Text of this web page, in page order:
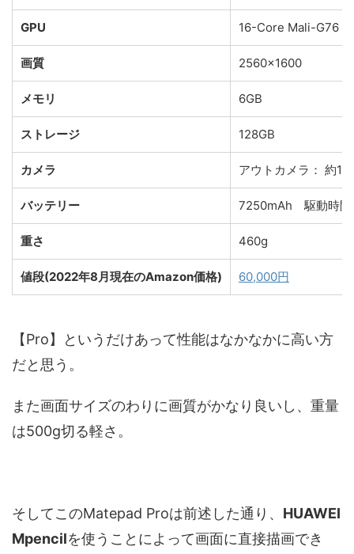
GPU 16-Core Mali-G76
画質 2560×1600
メモリ 6GB
ストレージ 128GB
カメラ アウトカメラ： 約
バッテリー 7250mAh 駆動時間
重さ 460g
値段(2022年8月現在のAmazon価格) 60,000円
【Pro】というだけあって性能はなかなかに高い方
だと思う。
また画面サイズのわりに画質がかなり良いし、重量
は500g切る軽さ。
そしてこのMatepad Proは前述した通り、 HUAWEI
Mpencilを使うことによって画面に直接描画でき